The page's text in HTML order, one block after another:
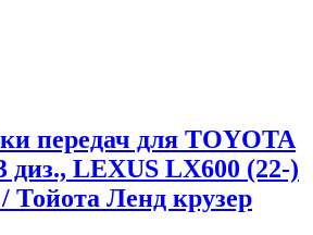
передач для TOYOTA
диз., LEXUS LX600 (22-)
Тойота Ленд крузер